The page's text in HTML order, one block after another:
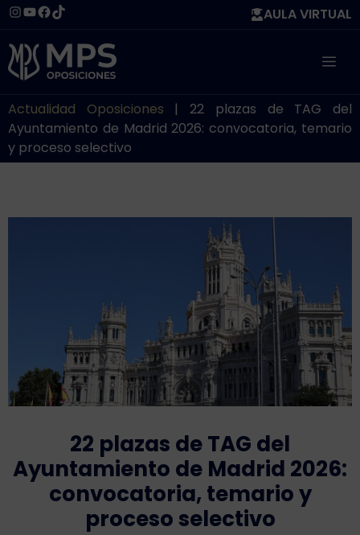
Saltar
contenido
Instagram
YouTube
Facebook
TikTok AULA VIRTUAL
Actualidad Oposiciones |22 plazas de TAG del
Ayuntamiento de Madrid 2026: convocatoria, temario
y proceso selectivo
22 plazas de TAG del
Ayuntamiento de Madrid 2026:
convocatoria, temario y
proceso selectivo